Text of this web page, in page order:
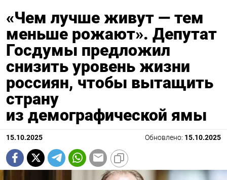
«Чем лучше живут — тем
меньше рожают». Депутат
Госдумы предложил
снизить уровень жизни
россиян, чтобы вытащить
страну
из демографической ямы
15.10.2025 Обновлено: 15.10.2025